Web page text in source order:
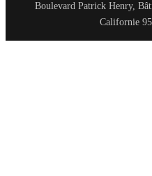
Boulevard Patrick Henry,
Californie